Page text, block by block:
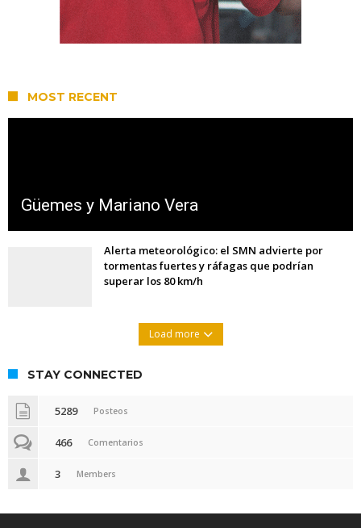
MOST RECENT
Güemes y Mariano Vera
Alerta meteorológico: el SMN advierte por
tormentas fuertes y ráfagas que podrían
superar los 80 km/h
Load more
STAY CONNECTED
5289 Posteos
466 Comentarios
3 Members